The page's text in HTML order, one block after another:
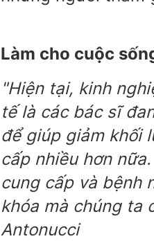
Làm cho cuộc
"Hiện tại, kinh
tế là các bác sĩ
để giúp giảm khối
cấp nhiều hơn
cung cấp và bệnh
khóa mà chúng ta
Antonucci